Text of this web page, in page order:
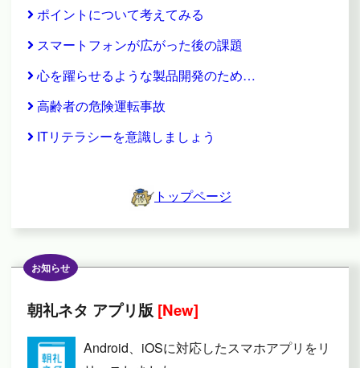
ポイントについて考えてみる
スマートフォンが広がった後の課題
心を躍らせるような製品開発のため…
高齢者の危険運転事故
ITリテラシーを意識しましょう
トップページ
お知らせ
朝礼ネタ アプリ版 [New]
Android、iOSに対応したスマホアプリをリ